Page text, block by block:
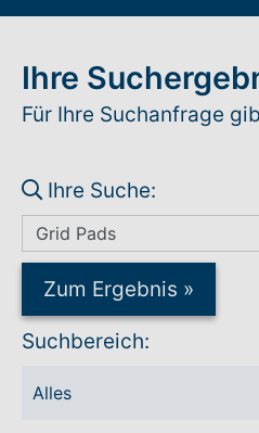
UK Infothek
Technik-Support
Rundum-Service
Aktuelles
Kontakt
Ihre
Für Ihre Suchanfrage
Ihre Suche:
Zum Ergebnis »
Suchbereich: